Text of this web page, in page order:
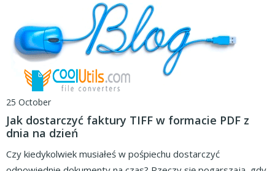
25 October
Jak dostarczyć faktury TIFF w formacie PDF z
dnia na dzień
Czy kiedykolwiek musiałeś w pośpiechu dostarczyć